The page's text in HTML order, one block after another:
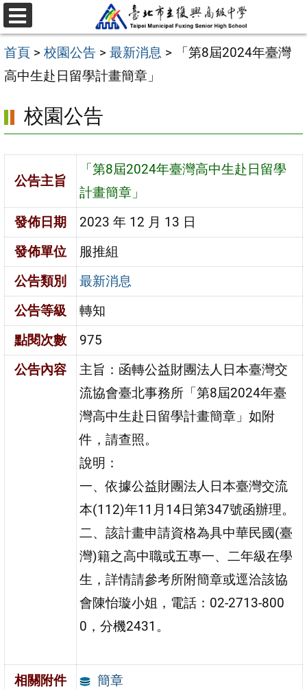
跳
至
主
要
容
區
選
單
首頁 > 校園公告 > 最新消息 >
「第8屆2024年臺灣
高中生赴日留學計畫簡章」
校園公告
公告主旨
「第8屆2024年臺灣高中生赴日留學
計畫簡章」
發佈日期
2023 年 12 月 13 日
發佈單位
服推組
公告類別
最新消息
公告等級
轉知
點閱次數
975
公告內容
主旨：函轉公益財團法人日本臺灣交
流協會臺北事務所「第8屆2024年臺
灣高中生赴日留學計畫簡章」如附
件，請查照。
說明：
一、依據公益財團法人日本臺灣交流
本(112)年11月14日第347號函辦理。
二、該計畫申請資格為具中華民國(臺
灣)籍之高中職或五專一、二年級在學
生，詳情請參考所附簡章或逕洽該協
會陳怡璇小姐，電話：02-2713-800
0，分機2431。
相關附件 簡章